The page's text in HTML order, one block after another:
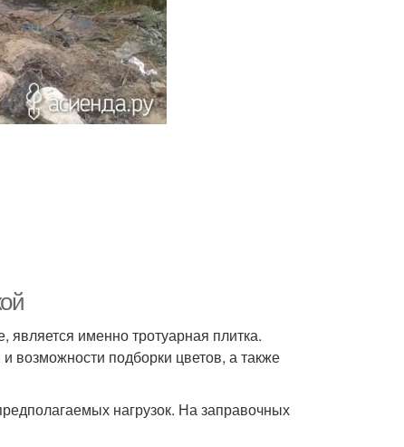
именно тротуарная плитка.
возможности подборки цветов, а также
нагрузок. На заправочных